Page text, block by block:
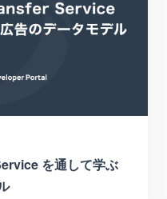
を通して学ぶ